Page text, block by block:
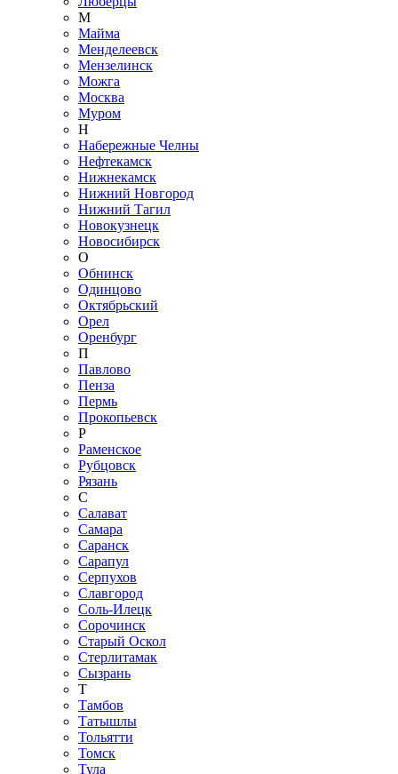
М
Майма
Менделеевск
Мензелинск
Можга
Москва
Муром
Н
Набережные Челны
Нефтекамск
Нижнекамск
Нижний Новгород
Нижний Тагил
Новокузнецк
Новосибирск
О
Обнинск
Одинцово
Октябрьский
Орел
Оренбург
П
Павлово
Пенза
Пермь
Прокопьевск
Р
Раменское
Рубцовск
Рязань
С
Салават
Самара
Саранск
Сарапул
Серпухов
Славгород
Соль-Илецк
Сорочинск
Старый Оскол
Стерлитамак
Сызрань
Т
Тамбов
Татышлы
Тольятти
Томск
Тула